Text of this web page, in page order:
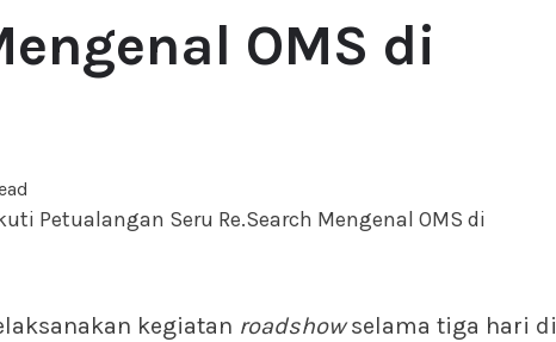
OMS di
kegiatan roadshowselama tiga hari di